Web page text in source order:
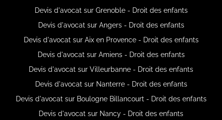
Devis d'avocat sur Grenoble - Droit des enfants
Devis d'avocat sur Angers - Droit des enfants
Devis d'avocat sur Aix en Provence - Droit des enfants
Devis d'avocat sur Amiens - Droit des enfants
Devis d'avocat sur Villeurbanne - Droit des enfants
Devis d'avocat sur Nanterre - Droit des enfants
Devis d'avocat sur Boulogne Billancourt - Droit des enfants
Devis d'avocat sur Nancy - Droit des enfants